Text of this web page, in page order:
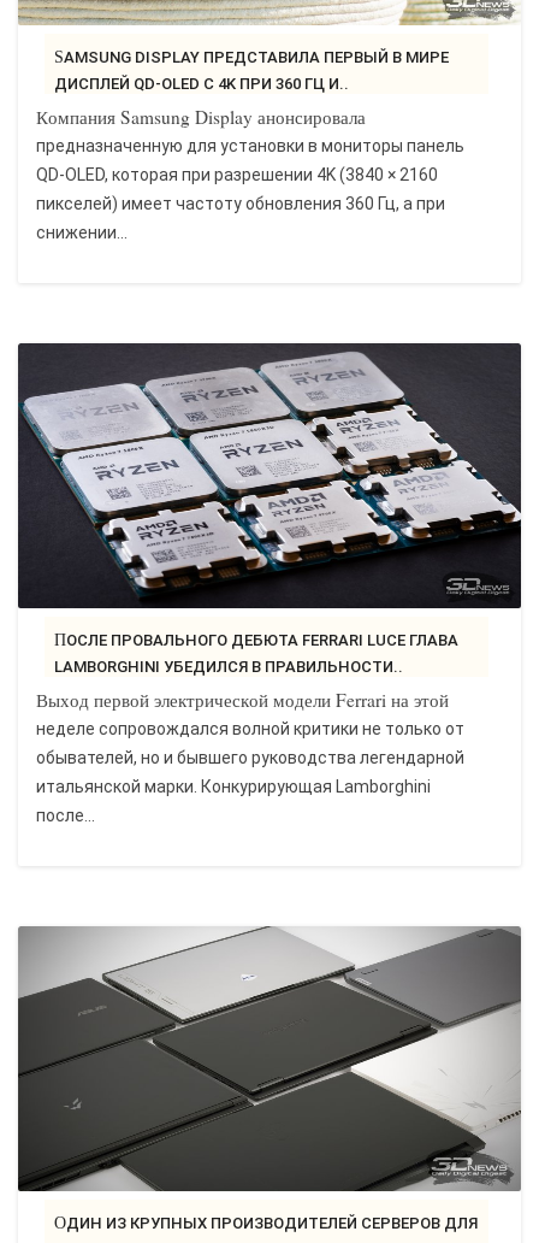
SAMSUNG DISPLAY ПРЕДСТАВИЛА ПЕРВЫЙ В МИРЕ
ДИСПЛЕЙ QD-OLED С 4K ПРИ 360 ГЦ И..
Компания Samsung Display анонсировала
предназначенную для установки в мониторы панель
QD-OLED, которая при разрешении 4K (3840 × 2160
пикселей) имеет частоту обновления 360 Гц, а при
снижении...
ПОСЛЕ ПРОВАЛЬНОГО ДЕБЮТА FERRARI LUCE ГЛАВА
LAMBORGHINI УБЕДИЛСЯ В ПРАВИЛЬНОСТИ..
Выход первой электрической модели Ferrari на этой
неделе сопровождался волной критики не только от
обывателей, но и бывшего руководства легендарной
итальянской марки. Конкурирующая Lamborghini
после...
ОДИН ИЗ КРУПНЫХ ПРОИЗВОДИТЕЛЕЙ СЕРВЕРОВ ДЛЯ